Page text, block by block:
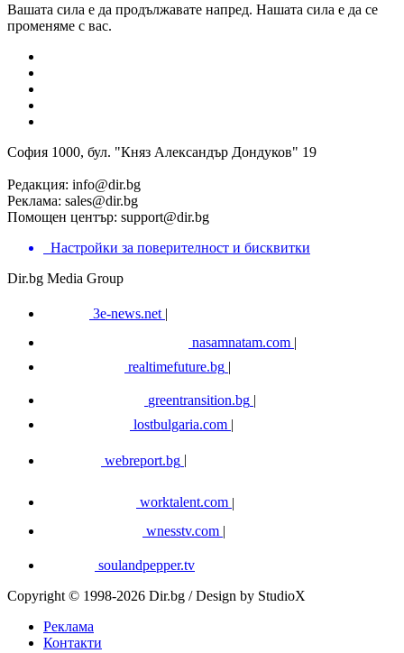
Вашата сила е да продължавате напред. Нашата сила е да се
променяме с вас.
София 1000, бул. "Княз Александър Дондуков" 19
Редакция: info@dir.bg
Реклама: sales@dir.bg
Помощен център: support@dir.bg
Настройки за поверителност и бисквитки
Dir.bg Media Group
3e-news.net |
nasamnatam.com |
realtimefuture.bg |
greentransition.bg |
lostbulgaria.com |
webreport.bg
worktalent.com |
wnesstv.com |
soulandpepper.tv
Copyright © 1998-2026 Dir.bg / Design by StudioX
Реклама
Контакти